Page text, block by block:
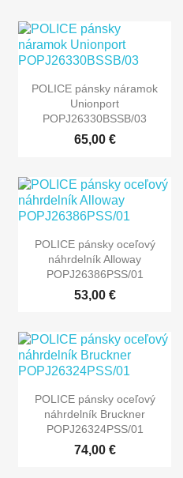
POLICE pánsky náramok
Unionport
POPJ26330BSSB/03
65,00 €
POLICE pánsky oceľový
náhrdelník Alloway
POPJ26386PSS/01
53,00 €
POLICE pánsky oceľový
náhrdelník Bruckner
POPJ26324PSS/01
74,00 €